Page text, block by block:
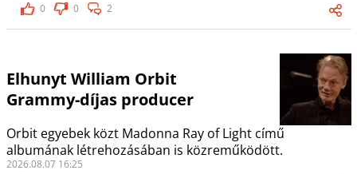
0
0 2
Elhunyt William Orbit
Grammy-díjas producer
Orbit egyebek közt Madonna Ray of Light című
albumának létrehozásában is közreműködött.
2026.08.07 16:25